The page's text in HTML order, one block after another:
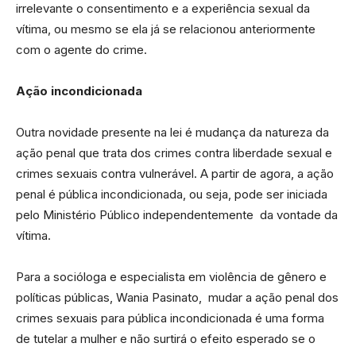
irrelevante o consentimento e a experiência sexual da
vítima, ou mesmo se ela já se relacionou anteriormente
com o agente do crime.
Ação incondicionada
Outra novidade presente na lei é mudança da natureza da
ação penal que trata dos crimes contra liberdade sexual e
crimes sexuais contra vulnerável. A partir de agora, a ação
penal é pública incondicionada, ou seja, pode ser iniciada
pelo Ministério Público independentemente da vontade da
vítima.
Para a socióloga e especialista em violência de gênero e
políticas públicas, Wania Pasinato, mudar a ação penal dos
crimes sexuais para pública incondicionada é uma forma
de tutelar a mulher e não surtirá o efeito esperado se o